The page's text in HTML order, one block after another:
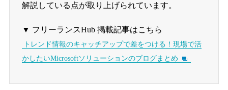
解説している点が取り上げられています。
▼ フリーランスHub 掲載記事はこちら
トレンド情報のキャッチアップで差をつける！現場で活
かしたいMicrosoftソリューションのブログまとめ